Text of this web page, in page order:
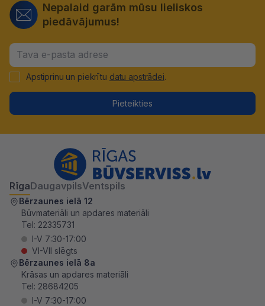
Nepalaid garām mūsu lieliskos
piedāvājumus!
Apstiprinu un piekrītu datu apstrādei.
Pieteikties
RīgaDaugavpilsVentspils
Bērzaunes ielā 12
Būvmateriāli un apdares materiāli
Tel: 22335731
I-V 7:30-17:00
VI-VII slēgts
Bērzaunes ielā 8a
Krāsas un apdares materiāli
Tel: 28684205
I-V 7:30-17:00